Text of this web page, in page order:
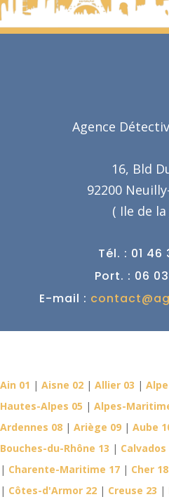
Agence
16, Bld
92200
( Ile de
Tél. : 01 46
Port. : 06 03
E-mail :
Ain 01 | Aisne 02 | Allier 03 |
Hautes-Alpes 05 | Alpes-
Ardennes 08 | Ariège 09 | Aube
Bouches-du-Rhône 13 | Calvados
| Charente-Maritime 17 | Cher 18
| Côtes-d'Armor 22 | Creuse 23 |